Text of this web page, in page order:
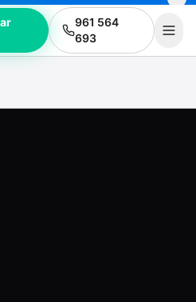
961 564
693